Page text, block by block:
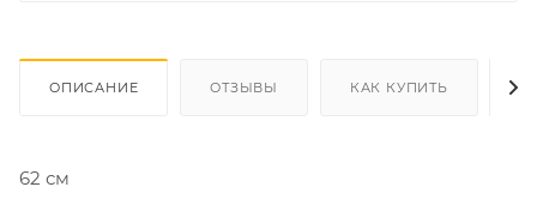
ОПИСАНИЕ ОТЗЫВЫ КАК КУПИТЬ
62 см